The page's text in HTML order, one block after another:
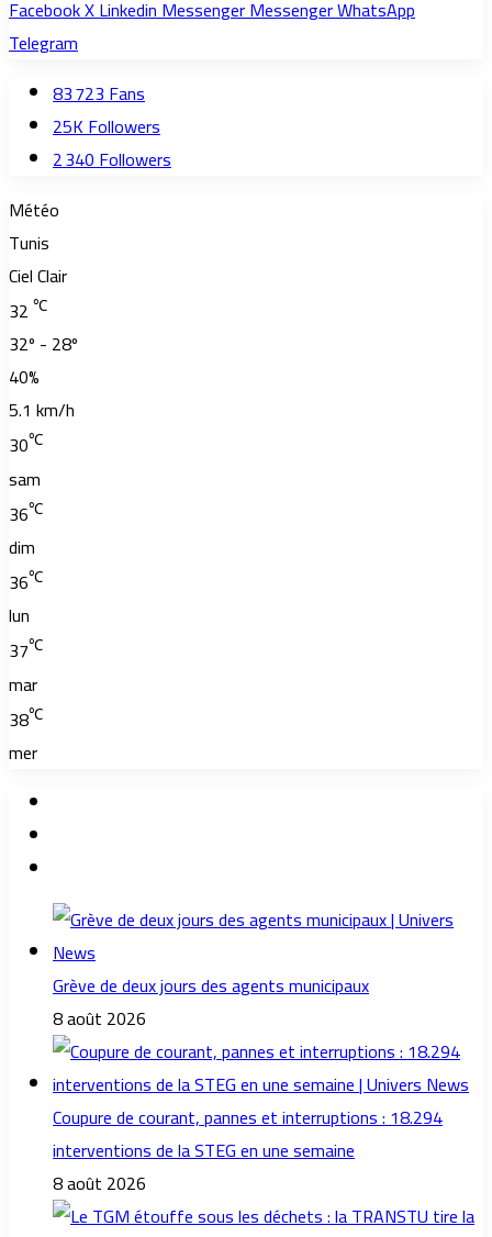
FacebookXLinkedinMessengerMessengerWhatsApp
Telegram
83 723Fans
25KFollowers
2 340Followers
Météo
Tunis
Ciel Clair
32 ℃
32º - 28º
40%
5.1 km/h
30℃
sam
36℃
dim
36℃
lun
37℃
mar
38℃
mer
Grève de deux jours des agents municipaux
8 août 2026
Coupure de courant, pannes et interruptions : 18.294
interventions de la STEG en une semaine
8 août 2026